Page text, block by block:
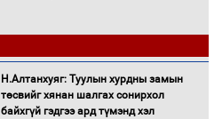
Автобензин, дизель түлшний онцгой
албан татварыг тэглэлээ
Н.Алтанхуяг: Туулын хурдны замын
төсвийг хянан шалгах сонирхол
байхгүй гэдгээ ард түмэнд хэл